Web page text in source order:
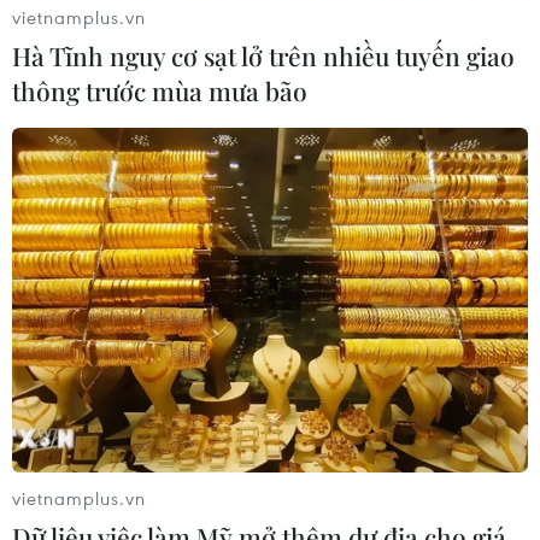
Truyền thông Lào khẳng
định quan hệ đặc biệt Việt
Nam-Lào có một không
hai
22/07/2026 06:59
Đổi mới phương thức quản
trị, đẩy mạnh chuyển đổi
số trong hoạt động xuất
bản
21/07/2026 12:52
Sử dụng AI minh bạch, an
vietnamplus.vn
Hà Tĩnh nguy cơ sạt lở trên nhiều tuyến giao
thông trước mùa mưa bão
vietnamplus.vn